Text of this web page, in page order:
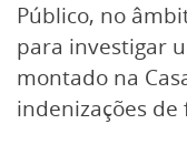
Público, no
para investigar
montado na
indenizações